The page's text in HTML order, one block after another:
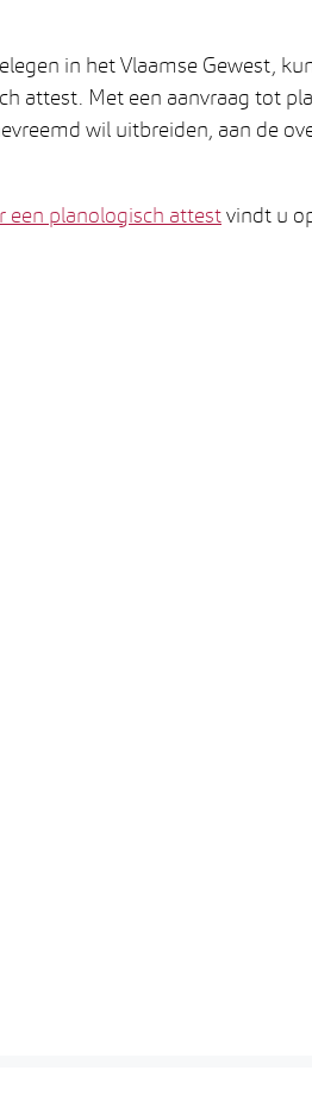
in het Vlaamse Gewest,
attest. Met een aanvraag tot
wil uitbreiden, aan de
een planologisch attestvindt u